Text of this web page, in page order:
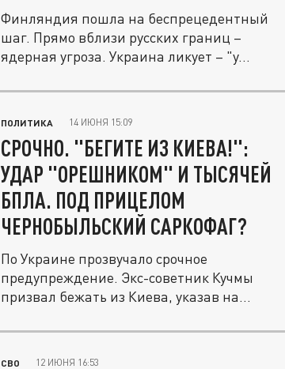
Финляндия пошла на беспрецедентный
шаг. Прямо вблизи русских границ –
ядерная угроза. Украина ликует – "у...
ПОЛИТИКА 14 ИЮНЯ 15:09
СРОЧНО. "БЕГИТЕ ИЗ КИЕВА!":
УДАР "ОРЕШНИКОМ" И ТЫСЯЧЕЙ
БПЛА. ПОД ПРИЦЕЛОМ
ЧЕРНОБЫЛЬСКИЙ САРКОФАГ?
По Украине прозвучало срочное
предупреждение. Экс-советник Кучмы
призвал бежать из Киева, указав на
СВО 12 ИЮНЯ 16:53